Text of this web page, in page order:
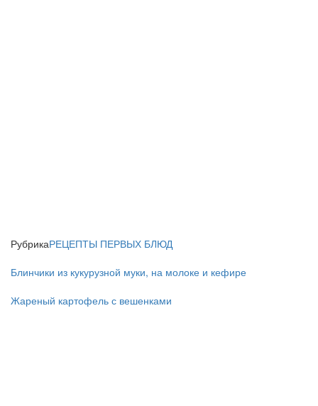
РубрикаРЕЦЕПТЫ ПЕРВЫХ БЛЮД
Блинчики из кукурузной муки, на молоке и кефире
Жареный картофель с вешенками